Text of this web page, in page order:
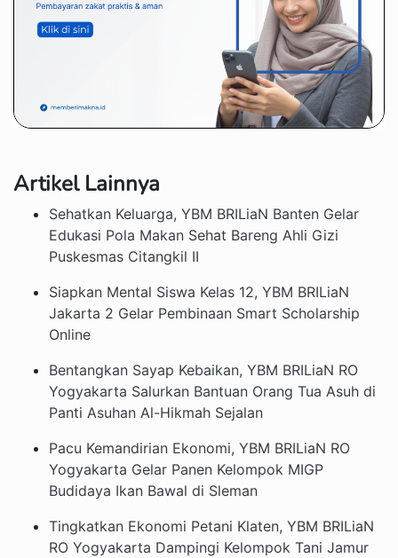
Artikel Lainnya
Sehatkan Keluarga, YBM BRILiaN Banten Gelar
Edukasi Pola Makan Sehat Bareng Ahli Gizi
Puskesmas Citangkil II
Siapkan Mental Siswa Kelas 12, YBM BRILiaN
Jakarta 2 Gelar Pembinaan Smart Scholarship
Online
Bentangkan Sayap Kebaikan, YBM BRILiaN RO
Yogyakarta Salurkan Bantuan Orang Tua Asuh di
Panti Asuhan Al-Hikmah Sejalan
Pacu Kemandirian Ekonomi, YBM BRILiaN RO
Yogyakarta Gelar Panen Kelompok MIGP
Budidaya Ikan Bawal di Sleman
Tingkatkan Ekonomi Petani Klaten, YBM BRILiaN
RO Yogyakarta Dampingi Kelompok Tani Jamur